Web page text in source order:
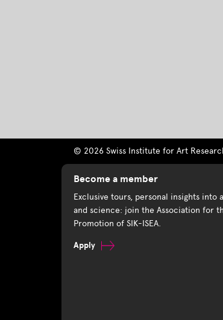
© 2026 Swiss Institute for Art
Become a member
Exclusive tours, personal insights into
and science: join the Association for
Promotion of SIK-ISEA.
Apply